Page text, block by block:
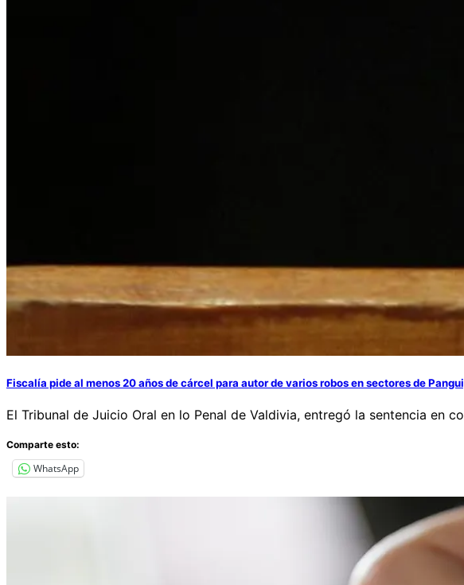
Fiscalía pide al menos 20 años de cárcel para autor de varios robos en sectores de
El Tribunal de Juicio Oral en lo Penal de Valdivia, entregó la sentencia
Comparte esto:
WhatsApp